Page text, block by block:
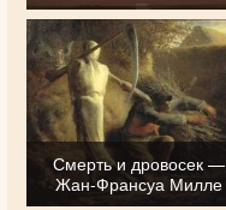
Смерть и дровосек —
Жан-Франсуа Милле